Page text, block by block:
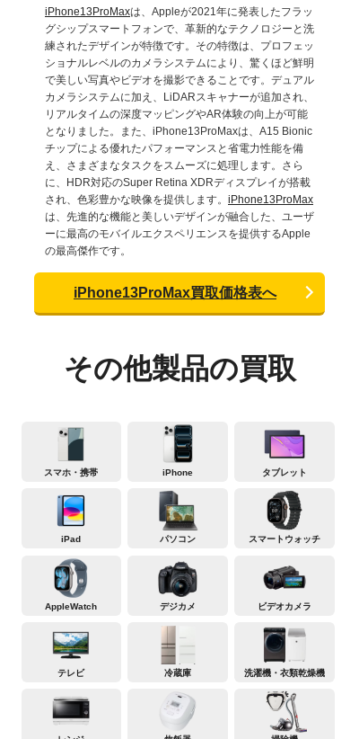
iPhone13ProMaxは、Appleが2021年に発表したフラッ
グシップスマートフォンで、革新的なテクノロジーと洗
練されたデザインが特徴です。その特徴は、プロフェッ
ショナルレベルのカメラシステムにより、驚くほど鮮明
で美しい写真やビデオを撮影できることです。デュアル
カメラシステムに加え、LiDARスキャナーが追加され、
リアルタイムの深度マッピングやAR体験の向上が可能
となりました。また、iPhone13ProMaxは、A15 Bionic
チップによる優れたパフォーマンスと省電力性能を備
え、さまざまなタスクをスムーズに処理します。さら
に、HDR対応のSuper Retina XDRディスプレイが搭載
され、色彩豊かな映像を提供します。 iPhone13ProMax
は、先進的な機能と美しいデザインが融合した、ユーザ
ーに最高のモバイルエクスペリエンスを提供するApple
の最高傑作です。
iPhone13ProMax買取価格表へ
その他製品の買取
スマホ・携帯 iPhone タブレット
iPad パソコン スマートウォッチ
AppleWatch デジカメ ビデオカメラ
テレビ 冷蔵庫 洗濯機・衣類乾燥機